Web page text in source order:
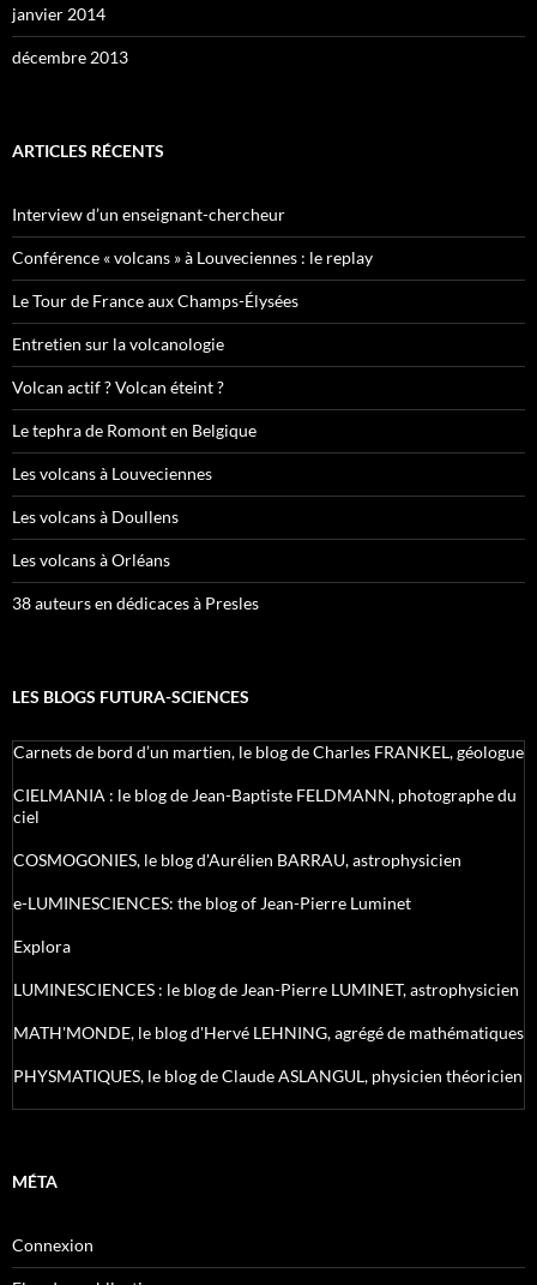
janvier 2014
décembre 2013
ARTICLES RÉCENTS
Interview d’un enseignant-chercheur
Conférence « volcans » à Louveciennes : le replay
Le Tour de France aux Champs-Élysées
Entretien sur la volcanologie
Volcan actif ? Volcan éteint ?
Le tephra de Romont en Belgique
Les volcans à Louveciennes
Les volcans à Doullens
Les volcans à Orléans
38 auteurs en dédicaces à Presles
LES BLOGS FUTURA-SCIENCES
Carnets de bord d’un martien, le blog de Charles FRANKEL, géologue
CIELMANIA : le blog de Jean-Baptiste FELDMANN, photographe du
ciel
COSMOGONIES, le blog d'Aurélien BARRAU, astrophysicien
e-LUMINESCIENCES: the blog of Jean-Pierre Luminet
Explora
LUMINESCIENCES : le blog de Jean-Pierre LUMINET, astrophysicien
MATH'MONDE, le blog d'Hervé LEHNING, agrégé de mathématiques
PHYSMATIQUES, le blog de Claude ASLANGUL, physicien théoricien
MÉTA
Connexion